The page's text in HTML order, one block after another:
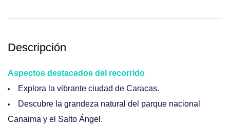
Descripción
Aspectos destacados del recorrido
Explora la vibrante ciudad de Caracas.
Descubre la grandeza natural del parque nacional
Canaima y el Salto Ángel.